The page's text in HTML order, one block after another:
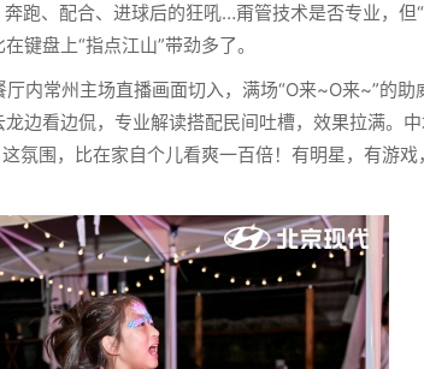
、配合、进球后的狂吼…甭管技术是否专业，但
键盘上“指点江山”带劲多了。
内常州主场直播画面切入，满场“O来~O来~”的助
边看边侃，专业解读搭配民间吐槽，效果拉满。
氛围，比在家自个儿看爽一百倍！有明星，有游戏